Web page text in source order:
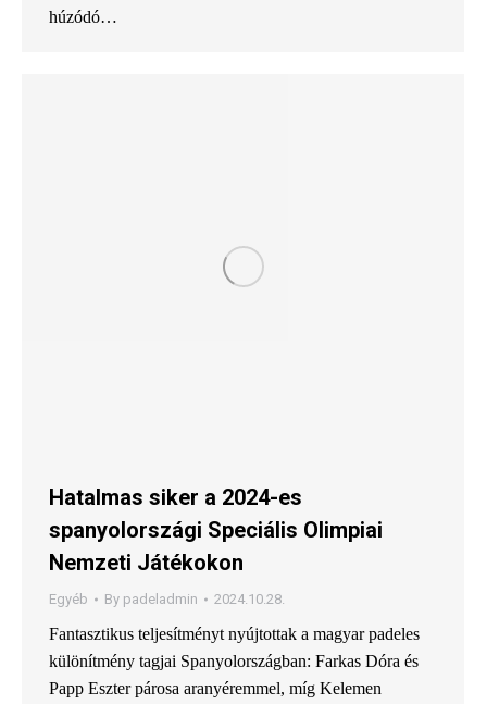
húzódó…
Hatalmas siker a 2024-es
spanyolországi Speciális Olimpiai
Nemzeti Játékokon
Egyéb By padeladmin 2024.10.28.
Fantasztikus teljesítményt nyújtottak a magyar padeles
különítmény tagjai Spanyolországban: Farkas Dóra és
Papp Eszter párosa aranyéremmel, míg Kelemen